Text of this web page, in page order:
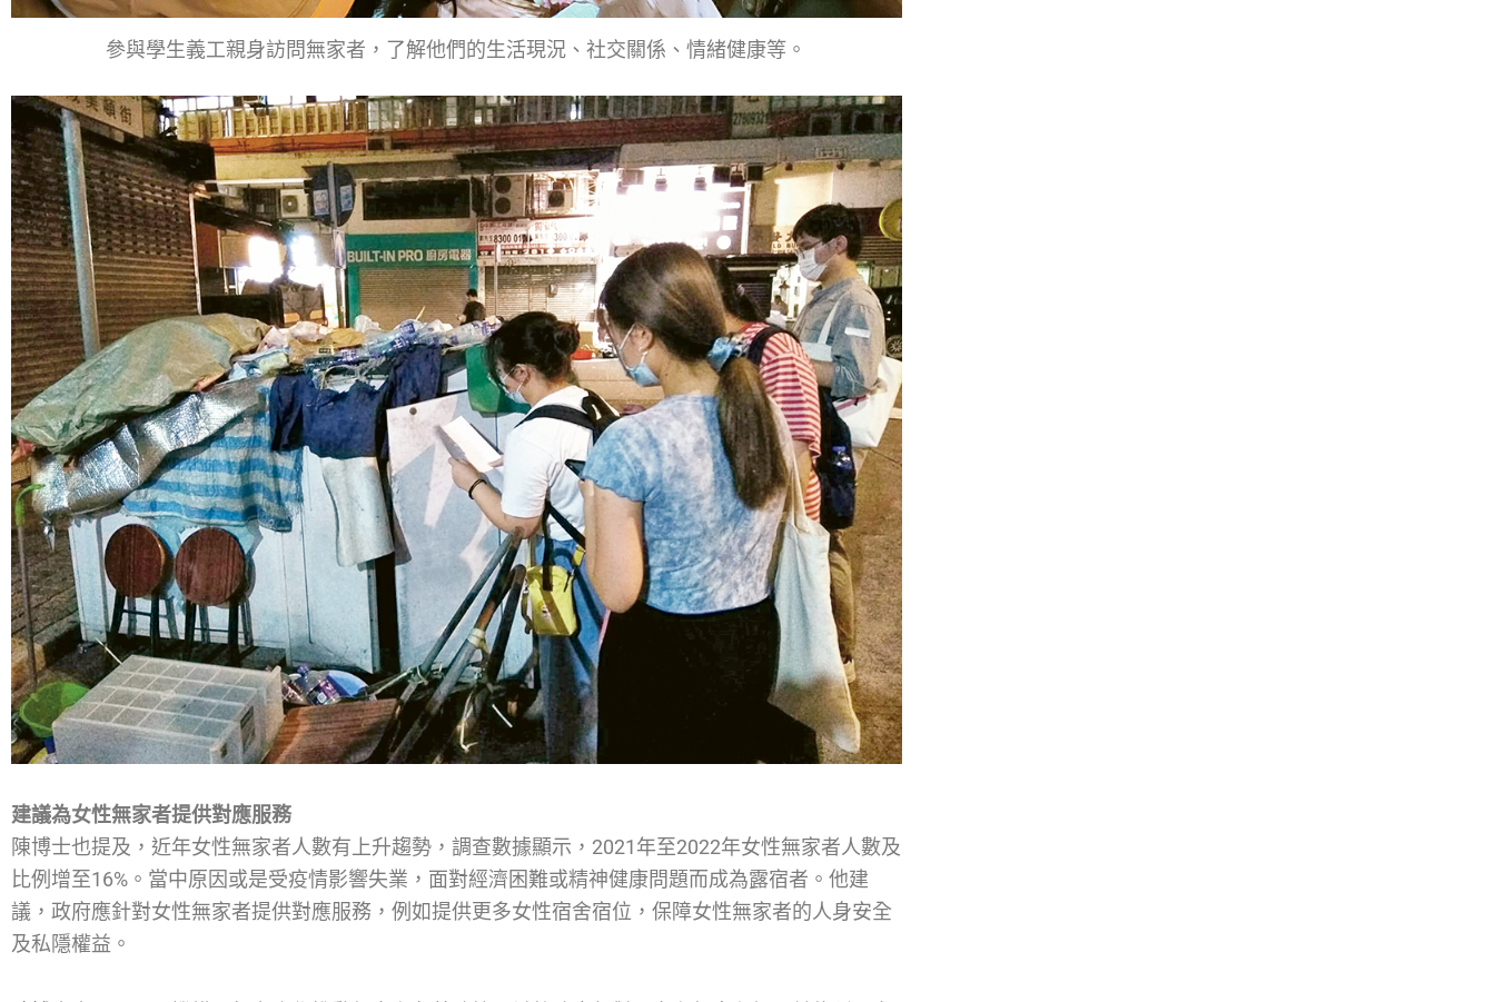
參與學生義工親身訪問無家者，了解他們的生活現況、社交關係、情緒健康等。
建議為女性無家者提供對應服務
陳博士也提及，近年女性無家者人數有上升趨勢，調查數據顯示，2021年至2022年女性無家者人數及
比例增至16%。當中原因或是受疫情影響失業，面對經濟困難或精神健康問題而成為露宿者。他建
議，政府應針對女性無家者提供對應服務，例如提供更多女性宿舍宿位，保障女性無家者的人身安全
及私隱權益。